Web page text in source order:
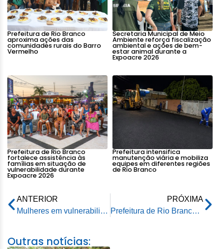
Prefeitura de Rio Branco
aproxima ações das
comunidades rurais do Barro
Vermelho
Secretaria Municipal de Meio
Ambiente reforça fiscalização
ambiental e ações de bem-
estar animal durante a
Expoacre 2026
Prefeitura de Rio Branco
fortalece assistência às
famílias em situação de
vulnerabilidade durante
Expoacre 2026
Prefeitura intensifica
manutenção viária e mobiliza
equipes em diferentes regiões
de Rio Branco
ANTERIOR
Mulheres em vulnerabilidade social participam de atividade educativa
PRÓXIMA
Prefeitura de Rio Branco promove encontro em defesa da criança e do adolescente
Outras notícias: